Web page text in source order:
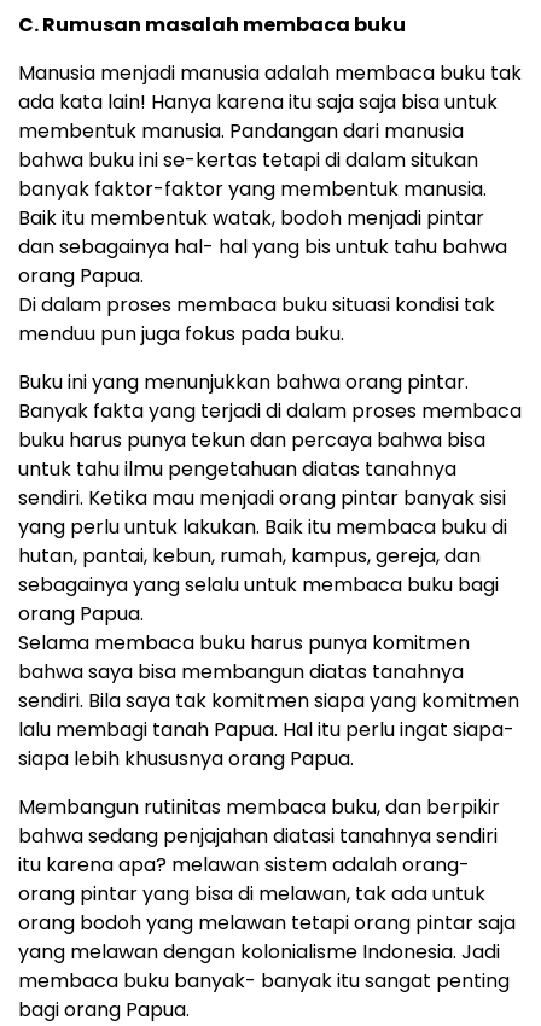
C. Rumusan masalah membaca buku
Manusia menjadi manusia adalah membaca buku tak
ada kata lain! Hanya karena itu saja saja bisa untuk
membentuk manusia. Pandangan dari manusia
bahwa buku ini se-kertas tetapi di dalam situkan
banyak faktor-faktor yang membentuk manusia.
Baik itu membentuk watak, bodoh menjadi pintar
dan sebagainya hal- hal yang bis untuk tahu bahwa
orang Papua.
Di dalam proses membaca buku situasi kondisi tak
menduu pun juga fokus pada buku.
Buku ini yang menunjukkan bahwa orang pintar.
Banyak fakta yang terjadi di dalam proses membaca
buku harus punya tekun dan percaya bahwa bisa
untuk tahu ilmu pengetahuan diatas tanahnya
sendiri. Ketika mau menjadi orang pintar banyak sisi
yang perlu untuk lakukan. Baik itu membaca buku di
hutan, pantai, kebun, rumah, kampus, gereja, dan
sebagainya yang selalu untuk membaca buku bagi
orang Papua.
Selama membaca buku harus punya komitmen
bahwa saya bisa membangun diatas tanahnya
sendiri. Bila saya tak komitmen siapa yang komitmen
lalu membagi tanah Papua. Hal itu perlu ingat siapa-
siapa lebih khususnya orang Papua.
Membangun rutinitas membaca buku, dan berpikir
bahwa sedang penjajahan diatasi tanahnya sendiri
itu karena apa? melawan sistem adalah orang-
orang pintar yang bisa di melawan, tak ada untuk
orang bodoh yang melawan tetapi orang pintar saja
yang melawan dengan kolonialisme Indonesia. Jadi
membaca buku banyak- banyak itu sangat penting
bagi orang Papua.